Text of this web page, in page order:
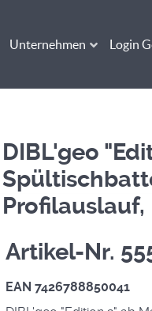
Unternehmen Login
DIBL'geo
Artikel-Nr.
EAN 7426788850041